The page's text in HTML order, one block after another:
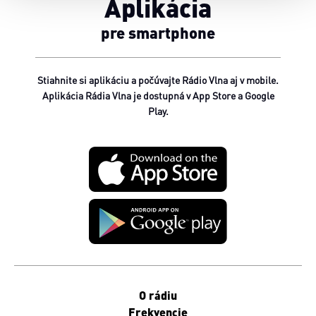
Aplikácia
pre smartphone
Stiahnite si aplikáciu a počúvajte Rádio Vlna aj v mobile.
Aplikácia Rádia Vlna je dostupná v App Store a Google
Play.
O rádiu
Frekvencie